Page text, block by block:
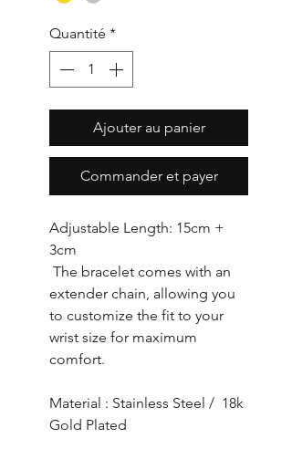
Quantité *
Ajouter au panier
Commander et payer
Adjustable Length: 15cm +
3cm
The bracelet comes with an
extender chain, allowing you
to customize the fit to your
wrist size for maximum
comfort.
Material : Stainless Steel / 18k
Gold Plated